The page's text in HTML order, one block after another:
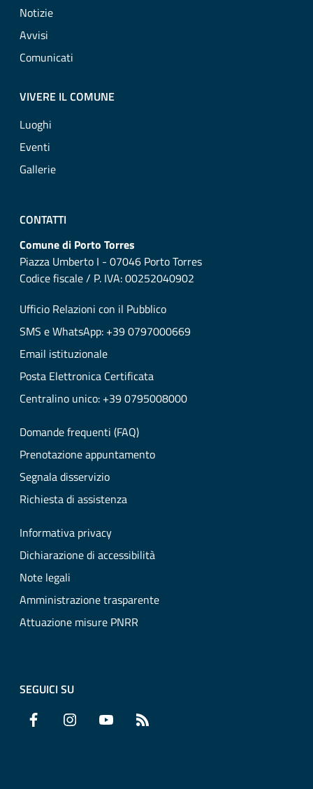
Notizie
Avvisi
Comunicati
VIVERE IL COMUNE
Luoghi
Eventi
Gallerie
CONTATTI
Comune di Porto Torres
Piazza Umberto I - 07046 Porto Torres
Codice fiscale / P. IVA: 00252040902
Ufficio Relazioni con il Pubblico
SMS e WhatsApp: +39 0797000669
Email istituzionale
Posta Elettronica Certificata
Centralino unico: +39 0795008000
Domande frequenti (FAQ)
Prenotazione appuntamento
Segnala disservizio
Richiesta di assistenza
Informativa privacy
Dichiarazione di accessibilità
Note legali
Amministrazione trasparente
Attuazione misure PNRR
SEGUICI SU
Facebook Instagram YouTube